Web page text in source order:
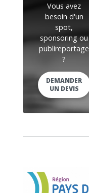
Vous avez
besoin d'un
spot,
sponsoring ou
publireportage
?
DEMANDER
UN DEVIS